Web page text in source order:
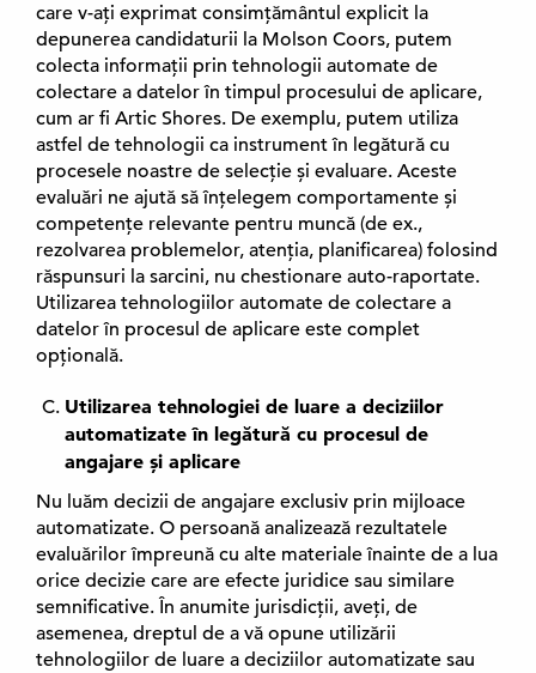
care v-ați exprimat consimțământul explicit la
depunerea candidaturii la Molson Coors, putem
colecta informații prin tehnologii automate de
colectare a datelor în timpul procesului de aplicare,
cum ar fi Artic Shores. De exemplu, putem utiliza
astfel de tehnologii ca instrument în legătură cu
procesele noastre de selecție și evaluare. Aceste
evaluări ne ajută să înțelegem comportamente și
competențe relevante pentru muncă (de ex.,
rezolvarea problemelor, atenția, planificarea) folosind
răspunsuri la sarcini, nu chestionare auto-raportate.
Utilizarea tehnologiilor automate de colectare a
datelor în procesul de aplicare este complet
opțională.
Utilizarea tehnologiei de luare a deciziilor
automatizate în legătură cu procesul de
angajare și aplicare
Nu luăm decizii de angajare exclusiv prin mijloace
automatizate. O persoană analizează rezultatele
evaluărilor împreună cu alte materiale înainte de a lua
orice decizie care are efecte juridice sau similare
semnificative. În anumite jurisdicții, aveți, de
asemenea, dreptul de a vă opune utilizării
tehnologiilor de luare a deciziilor automatizate sau